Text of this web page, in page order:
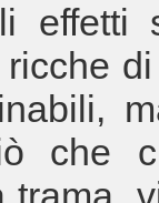
effetti
che